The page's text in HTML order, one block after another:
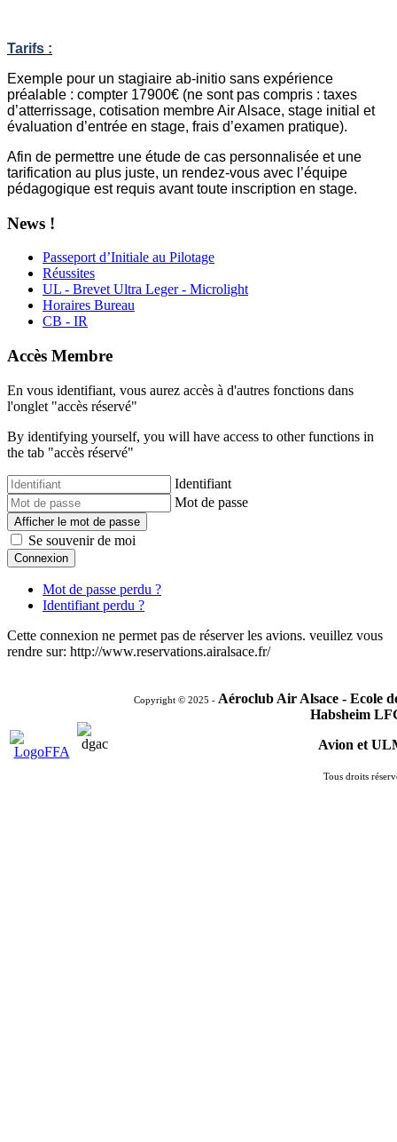
Tarifs :
Exemple pour un stagiaire ab-initio sans expérience
préalable : compter 17900€ (ne sont pas compris : taxes
d’atterrissage, cotisation membre Air Alsace, stage initial et
évaluation d’entrée en stage, frais d’examen pratique).
Afin de permettre une étude de cas personnalisée et une
tarification au plus juste, un rendez-vous avec l’équipe
pédagogique est requis avant toute inscription en stage.
News !
Passeport d’Initiale au Pilotage
Réussites
UL - Brevet Ultra Leger - Microlight
Horaires Bureau
CB - IR
Accès Membre
En vous identifiant, vous aurez accès à d'autres fonctions dans
l'onglet "accès réservé"
By identifying yourself, you will have access to other functions in
the tab "accès réservé"
Identifiant
Mot de passe
Afficher le mot de passe
Se souvenir de moi
Connexion
Mot de passe perdu ?
Identifiant perdu ?
Cette connexion ne permet pas de réserver les avions. veuillez vous
rendre sur: http://www.reservations.airalsace.fr/
Copyright © 2025 - Aéroclub Air Alsace - Ecole
Habsheim
Avion et
Tous droits